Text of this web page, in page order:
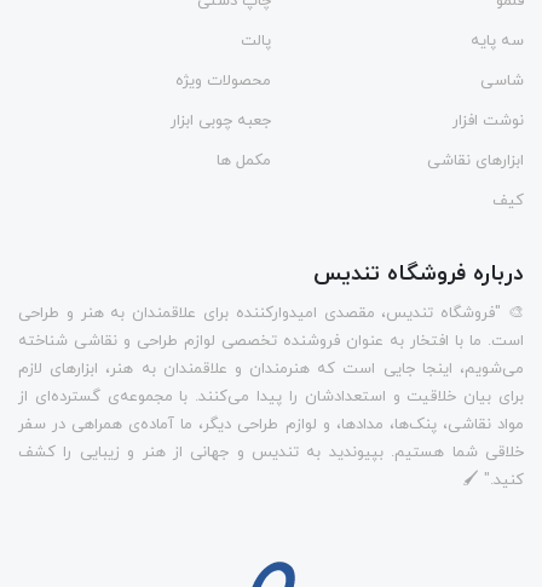
سه پایه
پالت
شاسی
محصولات ویژه
نوشت افزار
جعبه چوبی ابزار
ابزارهای نقاشی
مکمل ها
کیف
درباره فروشگاه تندیس
🎨 "فروشگاه تندیس، مقصدی امیدوارکننده برای علاقمندان به هنر و طراحی
است. ما با افتخار به عنوان فروشنده تخصصی لوازم طراحی و نقاشی شناخته
می‌شویم، اینجا جایی است که هنرمندان و علاقمندان به هنر، ابزارهای لازم
برای بیان خلاقیت و استعدادشان را پیدا می‌کنند. با مجموعه‌ی گسترده‌ای از
مواد نقاشی، پنک‌ها، مدادها، و لوازم طراحی دیگر، ما آماده‌ی همراهی در سفر
خلاقی شما هستیم. بپیوندید به تندیس و جهانی از هنر و زیبایی را کشف
کنید." 🖌️